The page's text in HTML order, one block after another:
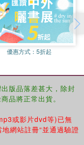
優惠方式： 5折起
版品落差甚大，除封
品將正常出貨。
或影片dvd等)已無
網站註冊“並通過驗證